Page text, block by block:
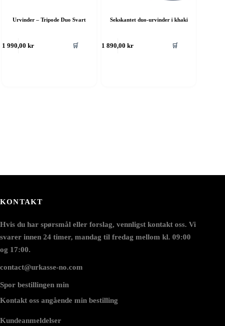
Urvinder – Tripode Duo Svart
1 990,00kr 🛒
Sekskantet duo-urvinder i khaki
1 890,00kr 🛒
KONTAKT
Hvis du har spørsmål eller forslag, vennligst kontakt oss. Vi
svarer innen 24 timer, mandag til fredag mellom kl. 09:00
og 17:00.
contact@urkasse-no.com
Spor bestillingen min
Kontakt oss angående min bestilling
Kundeanmeldelser